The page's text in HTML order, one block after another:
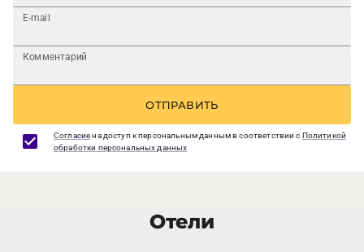
E-mail
Комментарий
ОТПРАВИТЬ
Согласиена доступ к персональным данным в соответствии с Политикой
обработки персональных данных
Отели